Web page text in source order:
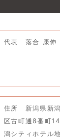
代表 落合 康伸
住所 新潟県新
区古町通8番町
潟シティホテル